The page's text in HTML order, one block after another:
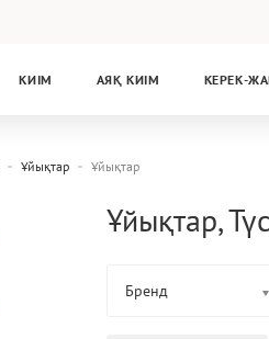
КИІМ АЯҚ КИІМ КЕРЕК-
Ұйықтар Ұйықтар
Ұйықтар,
Бренд